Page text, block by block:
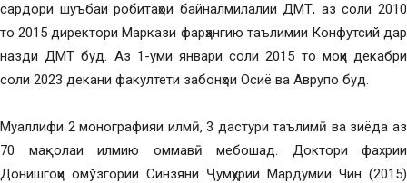
сардори шуъбаи робитаҳои байналмилалии ДМТ, аз соли 2010
то 2015 директори Маркази фарҳангию таълимии Конфутсий дар
назди ДМТ буд. Аз 1-уми январи соли 2015 то моҳи декабри
соли 2023 декани факултети забонҳои Осиё ва Аврупо буд.
Муаллифи 2 монографияи илмӣ, 3 дастури таълимӣ ва зиёда аз
70 мақолаи илмию оммавӣ мебошад. Доктори фахрии
Донишгоҳи омўзгории Синзяни Ҷумҳурии Мардумии Чин (2015)